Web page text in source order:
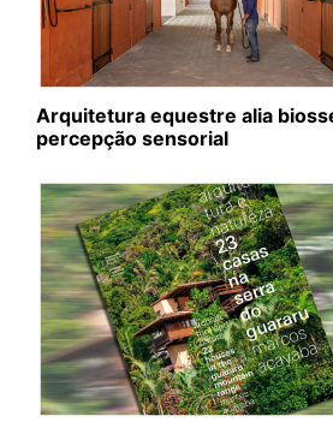
Arquitetura equestre alia
percepção sensorial